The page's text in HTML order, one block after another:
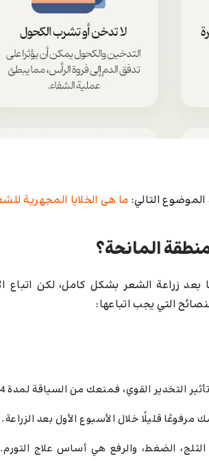
التالي: ما هی الخلايا المجهرية
المانحة؟
زراعة الشعر بشكل كامل، لكن اتباع
التي يجب اتباعها:
القوي، فمنعك من السیاقة لمدة 24 ساعة بعد العملية ضروري.
مرفوعًا قليلًا خلال الأسبوع الأول بعد الزراعة.
الثلج، الضغط، والرفع هي أساس علاج